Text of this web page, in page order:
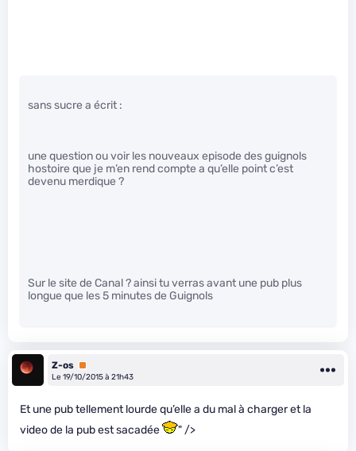
sans sucre a écrit :
une question ou voir les nouveaux episode des guignols
hostoire que je m’en rend compte a qu’elle point c’est
devenu merdique ?
Sur le site de Canal ? ainsi tu verras avant une pub plus
longue que les 5 minutes de Guignols
Z-os Premium
Le 19/10/2015 à 21h43
Et une pub tellement lourde qu’elle a du mal à charger et la
video de la pub est sacadée
" />